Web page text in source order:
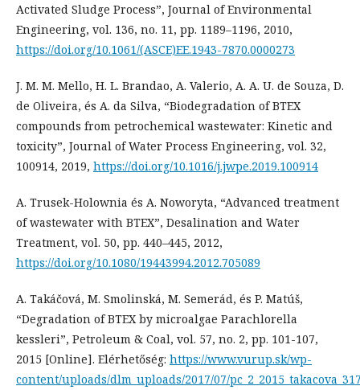
Activated Sludge Process”, Journal of Environmental
Engineering, vol. 136, no. 11, pp. 1189–1196, 2010,
https://doi.org/10.1061/(ASCE)EE.1943-7870.0000273
J. M. M. Mello, H. L. Brandao, A. Valerio, A. A. U. de Souza, D.
de Oliveira, és A. da Silva, “Biodegradation of BTEX
compounds from petrochemical wastewater: Kinetic and
toxicity”, Journal of Water Process Engineering, vol. 32,
100914, 2019, https://doi.org/10.1016/j.jwpe.2019.100914
A. Trusek-Holownia és A. Noworyta, “Advanced treatment
of wastewater with BTEX”, Desalination and Water
Treatment, vol. 50, pp. 440–445, 2012,
https://doi.org/10.1080/19443994.2012.705089
A. Takáčová, M. Smolinská, M. Semerád, és P. Matúš,
“Degradation of BTEX by microalgae Parachlorella
kessleri”, Petroleum & Coal, vol. 57, no. 2, pp. 101-107,
2015 [Online]. Elérhetőség: https://www.vurup.sk/wp-
content/uploads/dlm_uploads/2017/07/